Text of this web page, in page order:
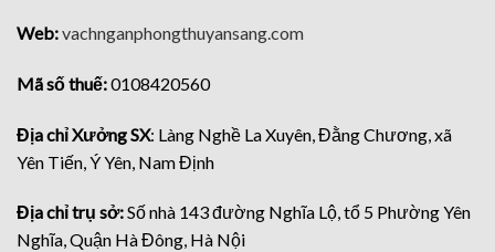
Web:vachnganphongthuyansang.com
Mã số thuế:0108420560
Địa chỉ Xưởng SX: Làng Nghề La Xuyên, Đằng Chương, xã
Yên Tiến, Ý Yên, Nam Định
Địa chỉ trụ sở:Số nhà 143 đường Nghĩa Lộ, tổ 5 Phường Yên
Nghĩa, Quận Hà Đông, Hà Nội